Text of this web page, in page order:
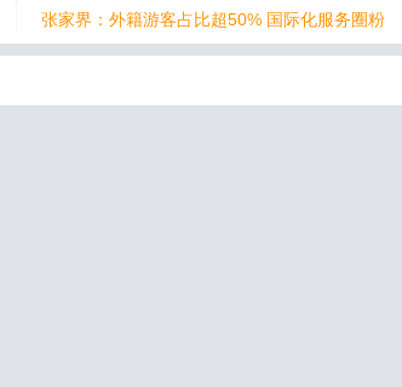
张家界：外籍游客占比超50% 国际化服务圈粉